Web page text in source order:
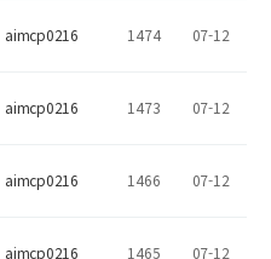
aimcp0216 1474 07-12
aimcp0216 1473 07-12
aimcp0216 1466 07-12
aimcp0216 1465 07-12